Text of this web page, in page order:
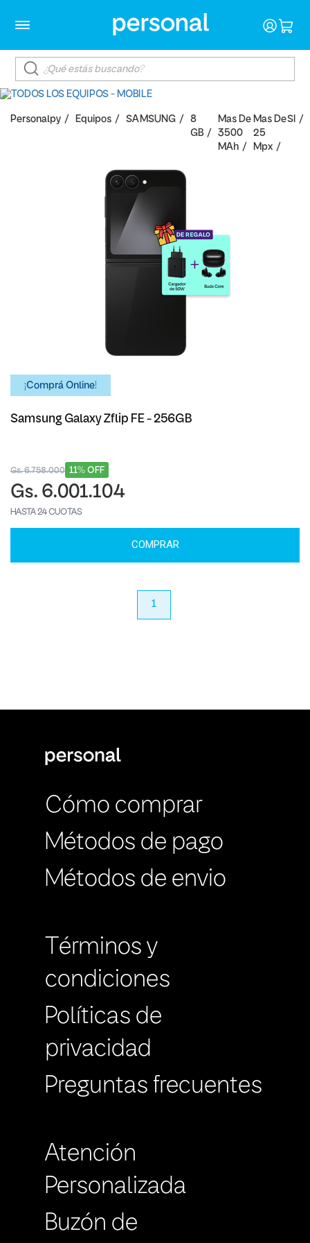
Personalpy Equipos SAMSUNG
8
GB
Mas De
3500
MAh
Mas De
25
Mpx
SI
¡Comprá Online!
Samsung Galaxy Zflip FE - 256GB
11% OFF
Gs. 6.758.000
Gs. 6.001.104
HASTA 24 CUOTAS
COMPRAR
1
Cómo comprar
Métodos de pago
Métodos de envio
Términos y
condiciones
Políticas de
privacidad
Preguntas frecuentes
Atención
Personalizada
Buzón de